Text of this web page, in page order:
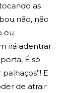
as
não, não
ou
irá adentrar
É só
E
de atrair